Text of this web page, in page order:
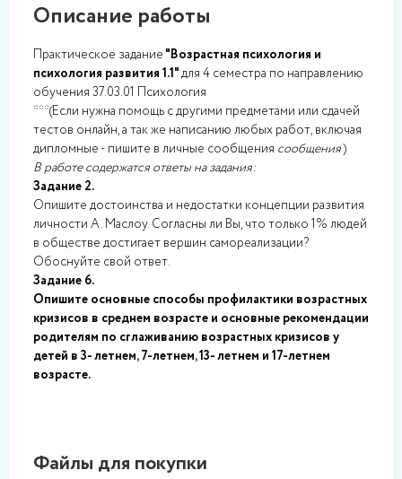
Описание работы
Практическое задание "Возрастная психология и
психология развития 1.1"для 4 семестра по направлению
обучения 37.03.01 Психология
***(Если нужна помощь с другими предметами или сдачей
тестов онлайн, а так же написанию любых работ, включая
дипломные - пишите в личные сообщения сообщения)
В работе содержатся ответы на задания:
Задание 2.
Опишите достоинства и недостатки концепции развития
личности А. Маслоу. Согласны ли Вы, что только 1% людей
в обществе достигает вершин самореализации?
Обоснуйте свой ответ.
Задание 6.
Опишите основные способы профилактики возрастных
кризисов в среднем возрасте и основные рекомендации
родителям по сглаживанию возрастных кризисов у
детей в 3- летнем, 7-летнем, 13- летнем и 17-летнем
возрасте.
Файлы для покупки